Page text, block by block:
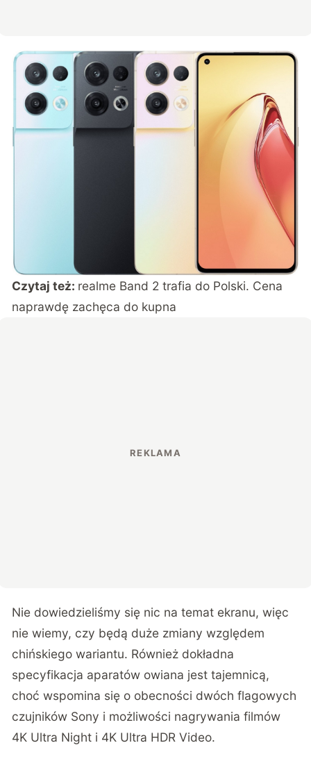
Czytaj też: realme Band 2 trafia do Polski. Cena
naprawdę zachęca do kupna
Nie dowiedzieliśmy się nic na temat ekranu, więc
nie wiemy, czy będą duże zmiany względem
chińskiego wariantu. Również dokładna
specyfikacja aparatów owiana jest tajemnicą,
choć wspomina się o obecności dwóch flagowych
czujników Sony i możliwości nagrywania filmów
4K Ultra Night i 4K Ultra HDR Video.